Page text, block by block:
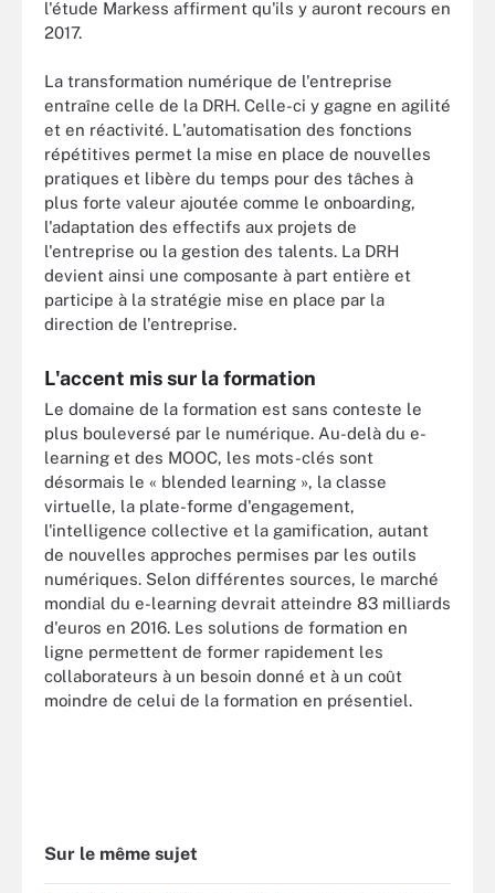
l'étude Markess affirment qu'ils y auront recours en
2017.
La transformation numérique de l'entreprise
entraîne celle de la DRH. Celle-ci y gagne en agilité
et en réactivité. L'automatisation des fonctions
répétitives permet la mise en place de nouvelles
pratiques et libère du temps pour des tâches à
plus forte valeur ajoutée comme le onboarding,
l'adaptation des effectifs aux projets de
l'entreprise ou la gestion des talents. La DRH
devient ainsi une composante à part entière et
participe à la stratégie mise en place par la
direction de l'entreprise.
L'accent mis sur la formation
Le domaine de la formation est sans conteste le
plus bouleversé par le numérique. Au-delà du e-
learning et des MOOC, les mots-clés sont
désormais le « blended learning », la classe
virtuelle, la plate-forme d'engagement,
l'intelligence collective et la gamification, autant
de nouvelles approches permises par les outils
numériques. Selon différentes sources, le marché
mondial du e-learning devrait atteindre 83 milliards
d'euros en 2016. Les solutions de formation en
ligne permettent de former rapidement les
collaborateurs à un besoin donné et à un coût
moindre de celui de la formation en présentiel.
Sur le même sujet